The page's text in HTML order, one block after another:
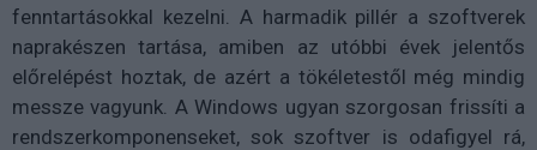
fenntartásokkal kezelni. A harmadik pillér a szoftverek
naprakészen tartása, amiben az utóbbi évek jelentős
előrelépést hoztak, de azért a tökéletestől még mindig
messze vagyunk. A Windows ugyan szorgosan frissíti a
rendszerkomponenseket, sok szoftver is odafigyel rá,